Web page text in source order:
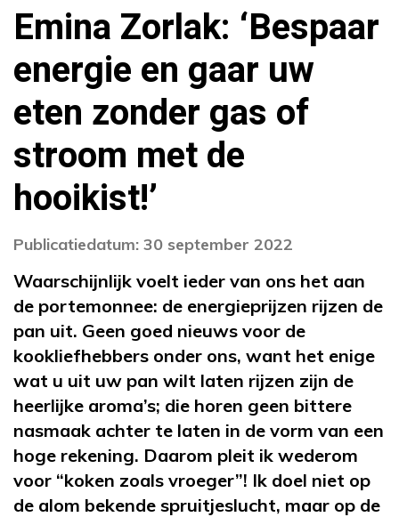
Emina Zorlak: ‘Bespaar
energie en gaar uw
eten zonder gas of
stroom met de
hooikist!’
Publicatiedatum: 30 september 2022
Waarschijnlijk voelt ieder van ons het aan
de portemonnee: de energieprijzen rijzen de
pan uit. Geen goed nieuws voor de
kookliefhebbers onder ons, want het enige
wat u uit uw pan wilt laten rijzen zijn de
heerlijke aroma’s; die horen geen bittere
nasmaak achter te laten in de vorm van een
hoge rekening. Daarom pleit ik wederom
voor “koken zoals vroeger”! Ik doel niet op
de alom bekende spruitjeslucht, maar op de